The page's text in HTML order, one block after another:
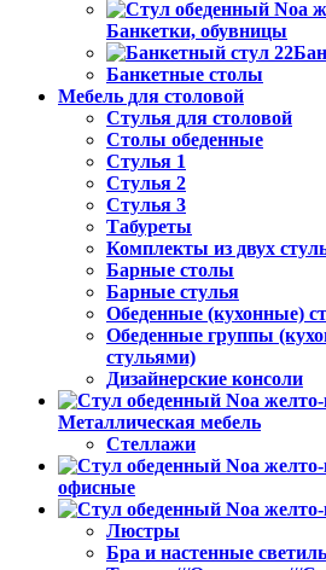
Банкетки, обувницы
Банкетные столы
Мебель для столовой
Стулья для столовой
Столы обеденные
Стулья 1
Стулья 2
Стулья 3
Табуреты
Комплекты из двух
Барные столы
Барные стулья
Обеденные (кухонные)
Обеденные группы
стульями)
Дизайнерские консоли
Металлическая мебель
Стеллажи
офисные
Люстры
Бра и настенные